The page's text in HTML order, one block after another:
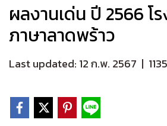
ผลงานเด่น ปี 2566 โ
ภาษาลาดพร้าว
Last updated: 12 ก.พ. 2567 |